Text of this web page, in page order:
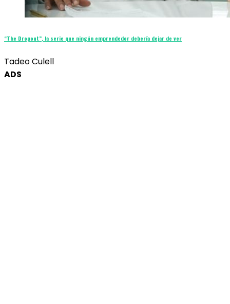
“The Dropout”, la serie que ningún emprendedor debería dejar de ver
Tadeo Culell
ADS